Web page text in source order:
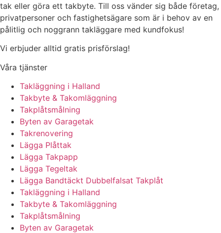
tak eller göra ett takbyte. Till oss vänder sig både företag,
privatpersoner och fastighetsägare som är i behov av en
pålitlig och noggrann takläggare med kundfokus!
Vi erbjuder alltid gratis prisförslag!
Våra tjänster
Takläggning i Halland
Takbyte & Takomläggning
Takplåtsmålning
Byten av Garagetak
Takrenovering
Lägga Plåttak
Lägga Takpapp
Lägga Tegeltak
Lägga Bandtäckt Dubbelfalsat Takplåt
Takläggning i Halland
Takbyte & Takomläggning
Takplåtsmålning
Byten av Garagetak